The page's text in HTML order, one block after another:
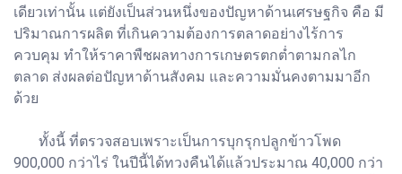
เดียวเท่านั้น แต่ยังเป็นส่วนหนึ่งของปัญหาด้านเศรษฐกิจ คือ มี
ปริมาณการผลิต ที่เกินความต้องการตลาดอย่างไร้การ
ควบคุม ทำให้ราคาพืชผลทางการเกษตรตกต่ำตามกลไก
ตลาด ส่งผลต่อปัญหาด้านสังคม และความมั่นคงตามมาอีก
ด้วย
ทั้งนี้ ที่ตรวจสอบเพราะเป็นการบุกรุกปลูกข้าวโพด
900,000 กว่าไร่ ในปีนี้ได้ทวงคืนได้แล้วประมาณ 40,000 กว่า